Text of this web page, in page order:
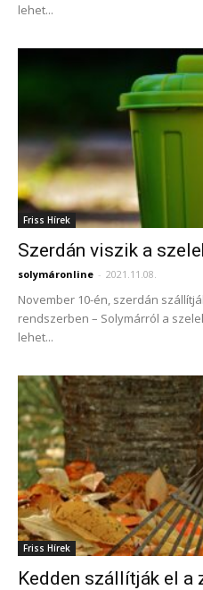
lehet...
Friss Hírek
Szerdán viszik a
solymáronline - 2021.11.08.
November 10-én, szerdán
rendszerben – Solymárról a
lehet...
Friss Hírek
Kedden szállítják el a